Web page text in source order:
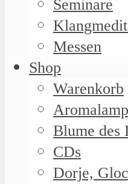
Seminare
Messen
Shop
Warenkorb
Blume des
CDs
Dorje,